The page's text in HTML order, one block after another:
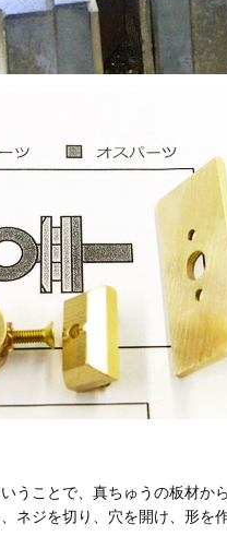
うことで、真ちゅうの板材か
ネジを切り、穴を開け、形を